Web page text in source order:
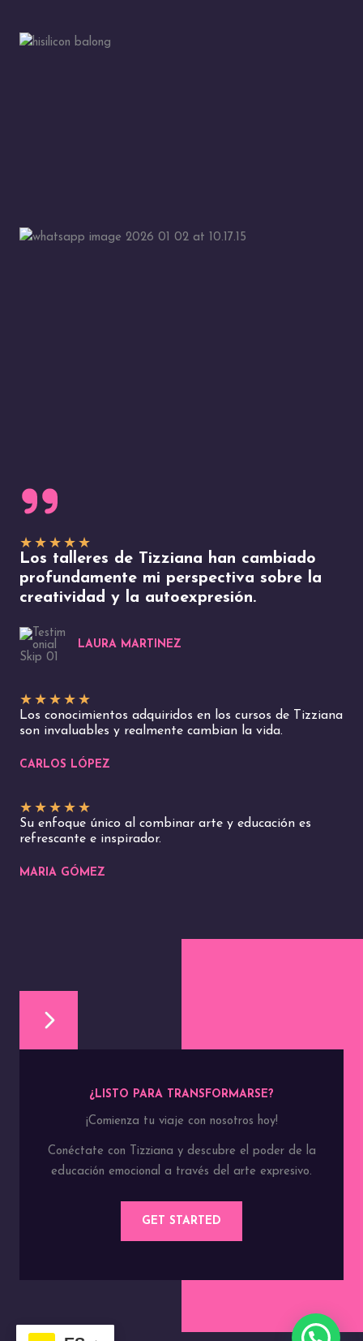
★ ★ ★ ★ ★
Los talleres de Tizziana han cambiado
profundamente mi perspectiva sobre la
creatividad y la autoexpresión.
LAURA MARTINEZ
★ ★ ★ ★ ★
Los conocimientos adquiridos en los cursos de Tizziana
son invaluables y realmente cambian la vida.
CARLOS LÓPEZ
★ ★ ★ ★ ★
Su enfoque único al combinar arte y educación es
refrescante e inspirador.
MARIA GÓMEZ
¿LISTO PARA TRANSFORMARSE?
¡Comienza tu viaje con nosotros hoy!
Conéctate con Tizziana y descubre el poder de la
educación emocional a través del arte expresivo.
GET STARTED